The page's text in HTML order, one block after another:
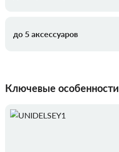
до 5 аксессуаров
Ключевые особенности